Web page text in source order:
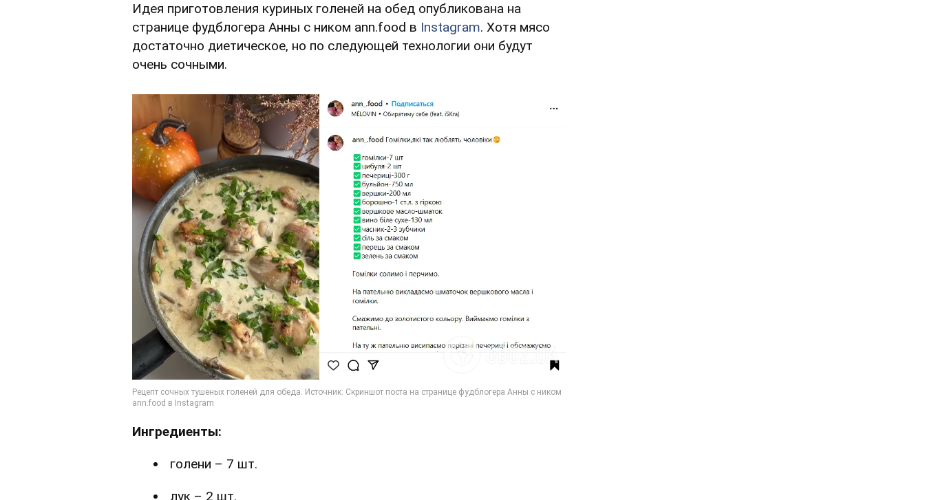
Идея приготовления куриных голеней на обед опубликована на
странице фудблогера Анны с ником ann.food в Instagram. Хотя мясо
достаточно диетическое, но по следующей технологии они будут
очень сочными.
Ингредиенты:
голени – 7 шт.
лук – 2 шт.